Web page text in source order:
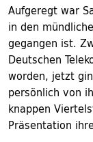
Aufgeregt war
in den
gegangen ist.
Deutschen
worden, jetzt
persönlich von
knappen
Präsentation